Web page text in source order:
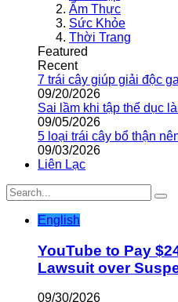
Ẩm Thực
Sức Khỏe
Thời Trang
Featured
Recent
7 trái cây giúp giải độc
09/20/2026
Sai lầm khi tập thể dục
09/05/2026
5 loại trái cây bổ thận
09/03/2026
Liên Lạc
English
YouTube to Pay
Lawsuit over
09/30/2026